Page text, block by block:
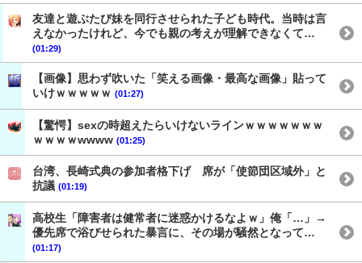
友達と遊ぶたび妹を同行させられた子ども時代。当時は言
えなかったけれど、今でも親の考えが理解できなくて…
(01:29)
【画像】思わず吹いた「笑える画像・最高な画像」貼って
いけｗｗｗｗｗ (01:27)
【驚愕】sexの時超えたらいけないラインｗｗｗｗｗｗｗ
ｗｗｗｗwwww (01:25)
台湾、長崎式典の参加者格下げ 席が「使節団区域外」と
抗議 (01:19)
高校生「障害者は健常者に迷惑かけるなよｗ」俺「…」→
優先席で浴びせられた暴言に、その場が騒然となって…
(01:17)